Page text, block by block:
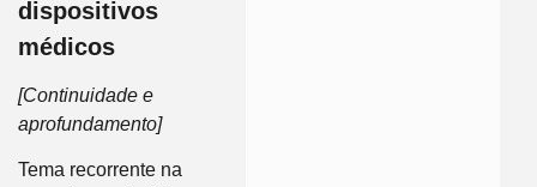
dispositivos
médicos
[Continuidade e
aprofundamento]
Tema recorrente na